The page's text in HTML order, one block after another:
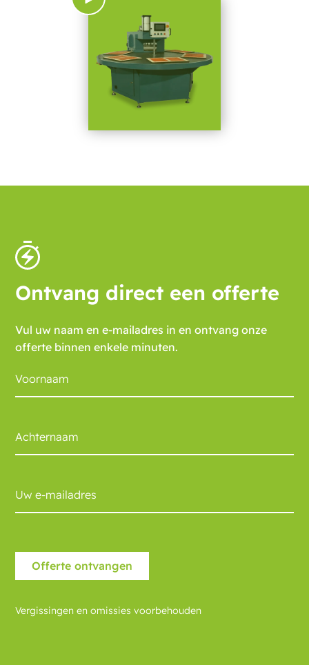
Ontvang direct een offerte
Vul uw naam en e-mailadres in en ontvang onze
offerte binnen enkele minuten.
Vergissingen en omissies voorbehouden